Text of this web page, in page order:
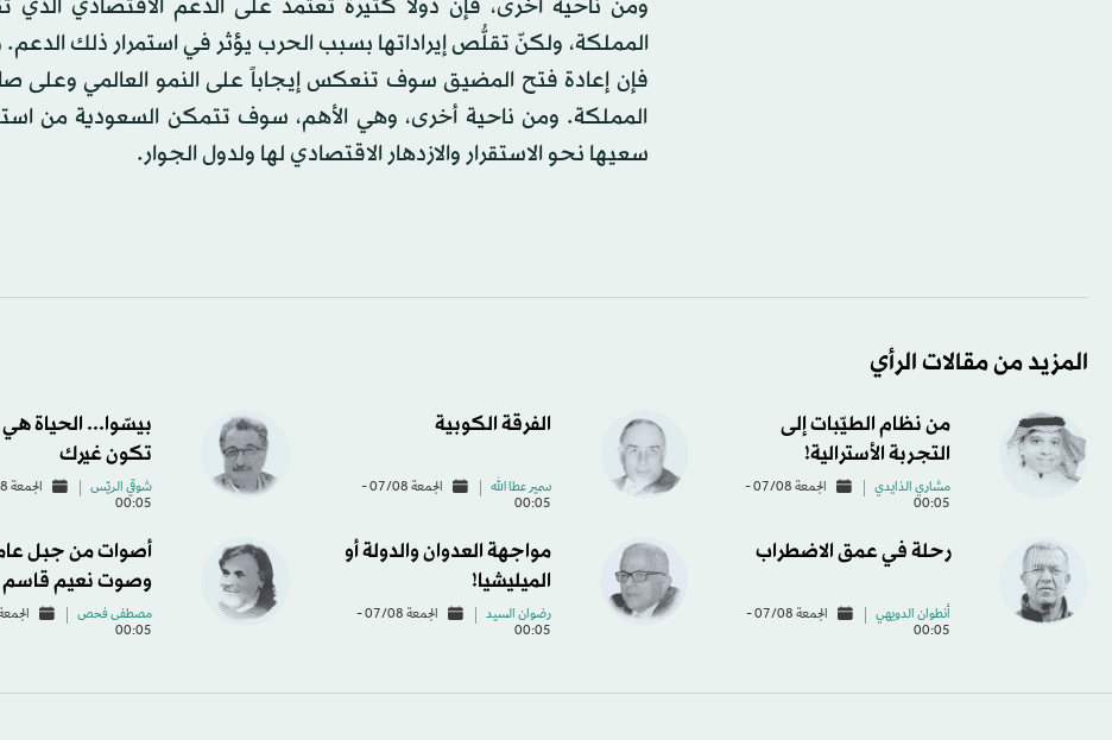
ومن ناحية أخرى، فإن دولاً كثيرة تعتمد على الدعم الاقتصادي الذي
المملكة، ولكنّ تقلُّص إيراداتها بسبب الحرب يؤثر في استمرار ذلك الدعم.
فإن إعادة فتح المضيق سوف تنعكس إيجاباً على النمو العالمي وعلى
المملكة. ومن ناحية أخرى، وهي الأهم، سوف تتمكن السعودية من
سعيها نحو الاستقرار والازدهار الاقتصادي لها ولدول الجوار.
المزيد من مقالات الرأي
من نظام الطيّبات إلى
التجربة الأسترالية!
مشاري الذايدي
الجمعة 07/08 -
00:05
الفرقة الكوبية
سمير عطا الله
الجمعة 07/08 -
00:05
بيسّوا... الحياة
تكون غيرك
شوقي الريّس
00:05
رحلة في عمق الاضطراب
أنطوان الدويهي
الجمعة 07/08 -
00:05
مواجهة العدوان والدولة أو
الميليشيا!
رضوان السيد
الجمعة 07/08 -
00:05
أصوات من جبل
وصوت نعيم قاسم
مصطفى فحص
00:05